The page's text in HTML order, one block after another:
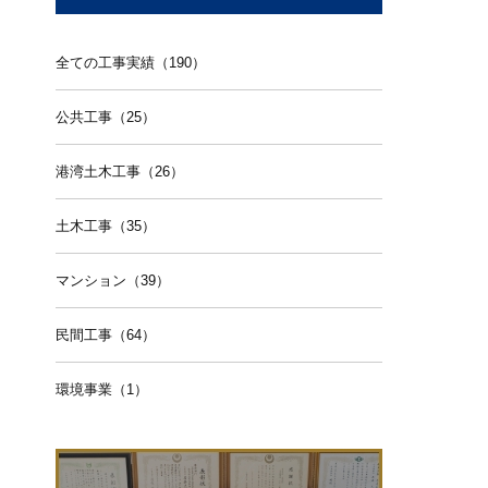
全ての工事実績（190）
公共工事（25）
港湾土木工事（26）
土木工事（35）
マンション（39）
民間工事（64）
環境事業（1）